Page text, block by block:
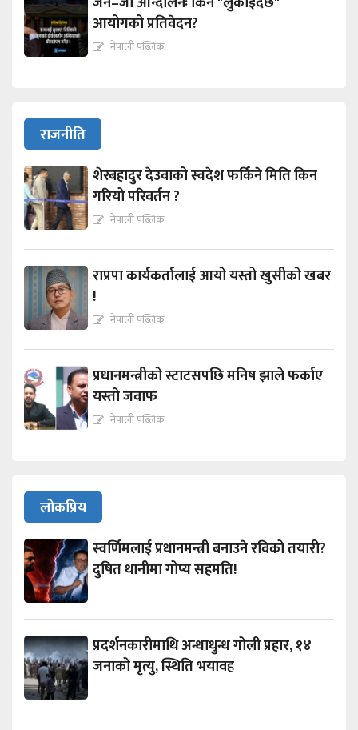
आयोगको प्रतिवेदन?
नेपाली पब्लिक
राजनीति
शेरबहादुर देउवाको स्वदेश फर्किने मिति किन
गरियो परिवर्तन ?
नेपाली पब्लिक
राप्रपा कार्यकर्तालाई आयो यस्तो खुसीको खबर
!
नेपाली पब्लिक
प्रधानमन्त्रीको स्टाटसपछि मनिष झाले फर्काए
यस्तो जवाफ
नेपाली पब्लिक
लोकप्रिय
स्वर्णिमलाई प्रधानमन्त्री बनाउने रविको तयारी?
दुषित थानीमा गोप्य सहमति!
प्रदर्शनकारीमाथि अन्धाधुन्ध गोली प्रहार, १४
जनाको मृत्यु, स्थिति भयावह